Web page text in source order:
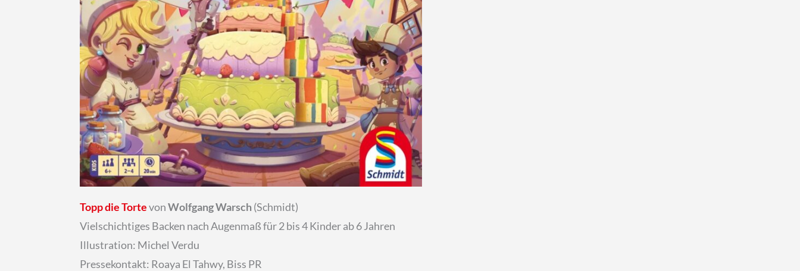
Topp die TortevonWolfgang Warsch(Schmidt)
Vielschichtiges Backen nach Augenmaß für 2 bis 4 Kinder ab 6 Jahren
Illustration: Michel Verdu
Pressekontakt: Roaya El Tahwy, Biss PR